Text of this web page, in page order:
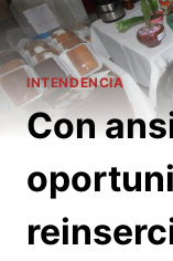
INTENDENCIA
Con